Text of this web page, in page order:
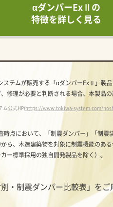
αダンパーExⅡの
特徴を詳しく見る
ステムが販売する「αダンパーExⅡ」製
修理が必要と判断される場合、本製品
ム公式HP(https://www.tokiwa-system.com/
時点において、「制震ダンパー」「制
ら、木造建築物を対象に制震機能のあ
カー標準採用の独自開発製品を除く）。
・制震ダンパー比較表」を